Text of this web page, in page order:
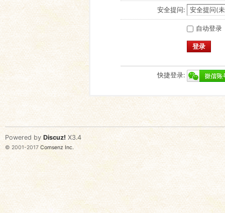
安全提问:
自动登录
登录
快捷登录:
Powered by Discuz! X3.4
© 2001-2017 Comsenz Inc.